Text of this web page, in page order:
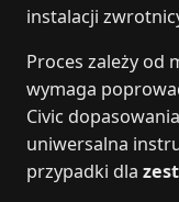
instalacji
Proces zależy od
wymaga
Civic
uniwersalna
przypadki dla